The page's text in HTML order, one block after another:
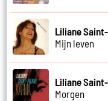
Liliane
Mijn leven
Liliane
Morgen